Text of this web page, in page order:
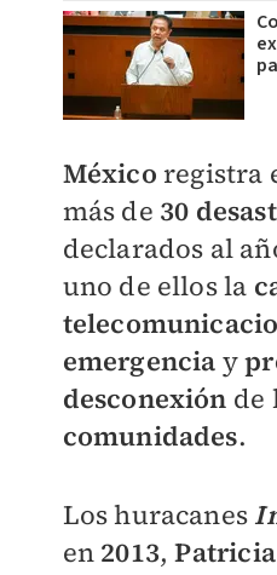
México registra
más de 30
declarados al
uno de ellos la
emergencia y
desconexión de
comunidades.
Los huracanes
en 2013,Patricia